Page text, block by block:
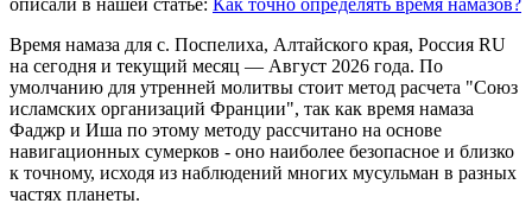
описали в нашей статье: Как точно определять время намазов?
Время намаза для с. Поспелиха, Алтайского края, Россия RU
на сегодня и текущий месяц — Август 2026 года. По
умолчанию для утренней молитвы стоит метод расчета "Союз
исламских организаций Франции", так как время намаза
Фаджр и Иша по этому методу рассчитано на основе
навигационных сумерков - оно наиболее безопасное и близко
к точному, исходя из наблюдений многих мусульман в разных
частях планеты.